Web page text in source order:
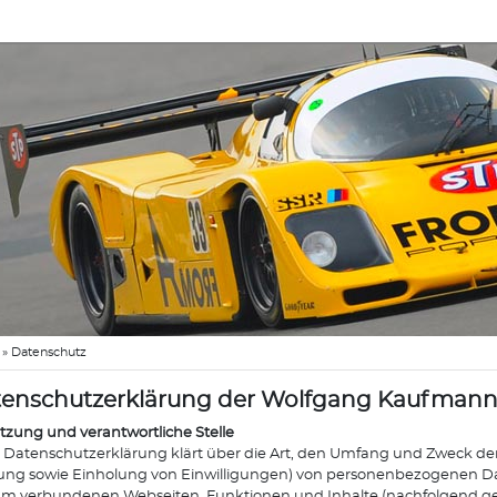
» Datenschutz
der Wolfgang Kaufmann
und verantwortliche Stelle
Datenschutzerklärung klärt über die Art, den Umfang und Zweck
sowie Einholung von Einwilligungen) von personenbezogenen